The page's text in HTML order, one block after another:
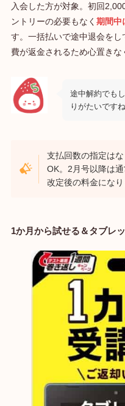
入会した方が対象。初回
ントリーの必要もなく 期間中
す。一括払いで途中退会を
費が返金されるため心置きな
途中解約でも
りがたいですね
支払回数の指定は
OK。2月号以降は
改定後の料金になり
1か月から試せる＆タブレ